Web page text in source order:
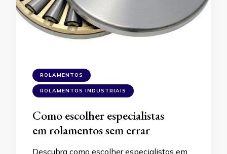
ROLAMENTOS
ROLAMENTOS INDUSTRIAIS
Como escolher especialistas
em rolamentos sem errar
Descubra como escolher especialistas em